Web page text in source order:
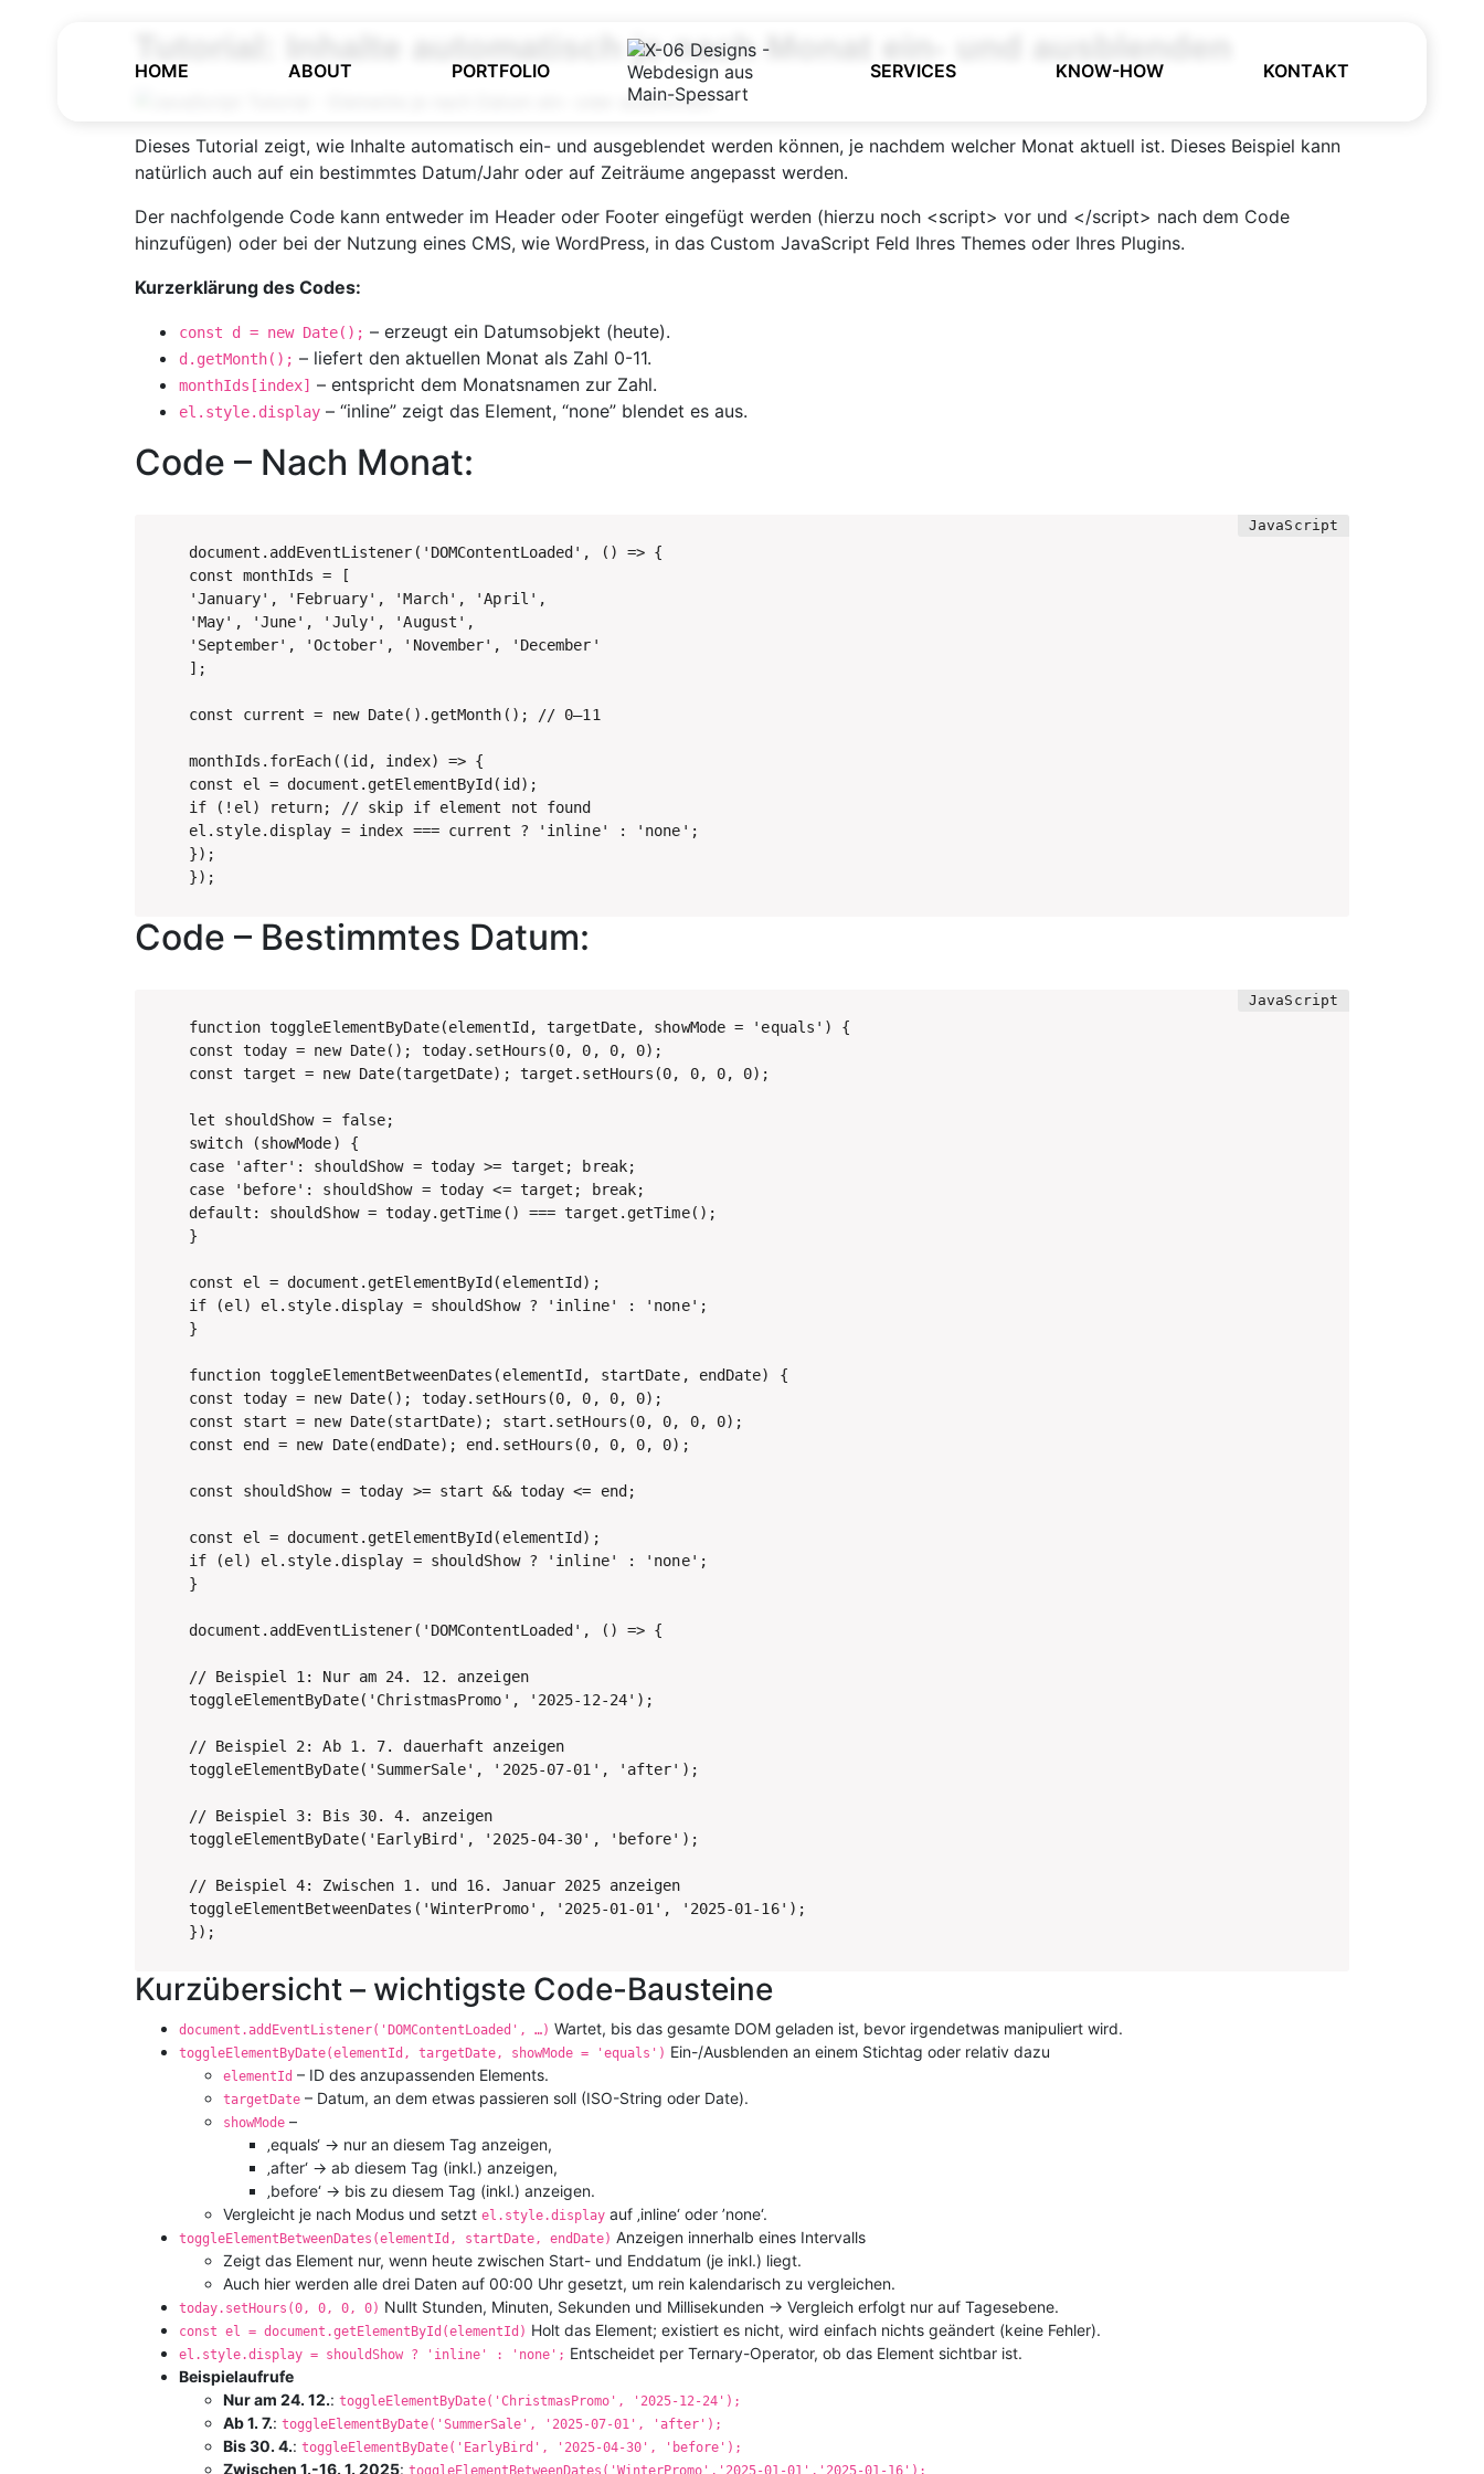
HOME ABOUT PORTFOLIO SERVICES KNOW-HOW KONTAKT
Tutorial: Inhalte automatisch je nach Monat ein- und ausblenden
Dieses Tutorial zeigt, wie Inhalte automatisch ein- und ausgeblendet werden können, je nachdem welcher Monat aktuell ist. Dieses Beispiel kann
natürlich auch auf ein bestimmtes Datum/Jahr oder auf Zeiträume angepasst werden.
Der nachfolgende Code kann entweder im Header oder Footer eingefügt werden (hierzu noch <script> vor und </script> nach dem Code
hinzufügen) oder bei der Nutzung eines CMS, wie WordPress, in das Custom JavaScript Feld Ihres Themes oder Ihres Plugins.
Kurzerklärung des Codes:
const d = new Date(); – erzeugt ein Datumsobjekt (heute).
d.getMonth(); – liefert den aktuellen Monat als Zahl 0-11.
monthIds[index] – entspricht dem Monatsnamen zur Zahl.
el.style.display – “inline” zeigt das Element, “none” blendet es aus.
Code – Nach Monat:
document.addEventListener('DOMContentLoaded', () => {
const monthIds = [
'January', 'February', 'March', 'April',
'May', 'June', 'July', 'August',
'September', 'October', 'November', 'December'
];
const current = new Date().getMonth(); // 0–11
monthIds.forEach((id, index) => {
const el = document.getElementById(id);
if (!el) return; // skip if element not found
el.style.display = index === current ? 'inline' : 'none';
});
});
Code – Bestimmtes Datum:
function toggleElementByDate(elementId, targetDate, showMode = 'equals') {
const today = new Date(); today.setHours(0, 0, 0, 0);
const target = new Date(targetDate); target.setHours(0, 0, 0, 0);
let shouldShow = false;
switch (showMode) {
case 'after': shouldShow = today >= target; break;
case 'before': shouldShow = today <= target; break;
default: shouldShow = today.getTime() === target.getTime();
}
const el = document.getElementById(elementId);
if (el) el.style.display = shouldShow ? 'inline' : 'none';
}
function toggleElementBetweenDates(elementId, startDate, endDate) {
const today = new Date(); today.setHours(0, 0, 0, 0);
const start = new Date(startDate); start.setHours(0, 0, 0, 0);
const end = new Date(endDate); end.setHours(0, 0, 0, 0);
const shouldShow = today >= start && today <= end;
const el = document.getElementById(elementId);
if (el) el.style.display = shouldShow ? 'inline' : 'none';
}
document.addEventListener('DOMContentLoaded', () => {
// Beispiel 1: Nur am 24. 12. anzeigen
toggleElementByDate('ChristmasPromo', '2025-12-24');
// Beispiel 2: Ab 1. 7. dauerhaft anzeigen
toggleElementByDate('SummerSale', '2025-07-01', 'after');
// Beispiel 3: Bis 30. 4. anzeigen
toggleElementByDate('EarlyBird', '2025-04-30', 'before');
// Beispiel 4: Zwischen 1. und 16. Januar 2025 anzeigen
toggleElementBetweenDates('WinterPromo', '2025-01-01', '2025-01-16');
});
Kurzübersicht – wichtigste Code-Bausteine
document.addEventListener('DOMContentLoaded', …) Wartet, bis das gesamte DOM geladen ist, bevor irgend­etwas manipuliert wird.
toggleElementByDate(elementId, targetDate, showMode = 'equals') Ein-/Ausblenden an einem Stichtag oder relativ dazu
elementId – ID des anzupassenden Elements.
targetDate – Datum, an dem etwas passieren soll (ISO-String oder Date).
showMode –
‚equals‘ → nur an diesem Tag anzeigen,
‚after‘ → ab diesem Tag (inkl.) anzeigen,
‚before‘ → bis zu diesem Tag (inkl.) anzeigen.
Vergleicht je nach Modus und setzt el.style.display auf ‚inline‘ oder ’none‘.
toggleElementBetweenDates(elementId, startDate, endDate) Anzeigen innerhalb eines Intervalls
Zeigt das Element nur, wenn heute zwischen Start- und Enddatum (je inkl.) liegt.
Auch hier werden alle drei Daten auf 00:00 Uhr gesetzt, um rein kalendarisch zu vergleichen.
today.setHours(0, 0, 0, 0) Nullt Stunden, Minuten, Sekunden und Millisekunden → Vergleich erfolgt nur auf Tages­ebene.
const el = document.getElementById(elementId) Holt das Element; existiert es nicht, wird einfach nichts geändert (keine Fehler).
el.style.display = shouldShow ? 'inline' : 'none'; Entscheidet per Ternary-Operator, ob das Element sichtbar ist.
Beispielaufrufe
Nur am 24. 12.: toggleElementByDate('ChristmasPromo', '2025-12-24');
Ab 1. 7.: toggleElementByDate('SummerSale', '2025-07-01', 'after');
Bis 30. 4.: toggleElementByDate('EarlyBird', '2025-04-30', 'before');
Zwischen 1.-16. 1. 2025: toggleElementBetweenDates('WinterPromo','2025-01-01','2025-01-16');